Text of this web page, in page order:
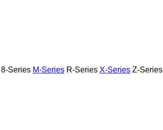
8-Series M-Series R-Series X-Series Z-Series